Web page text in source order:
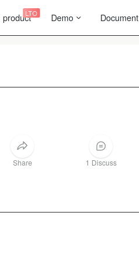
productLTO Demo Document
Share 1 Discuss